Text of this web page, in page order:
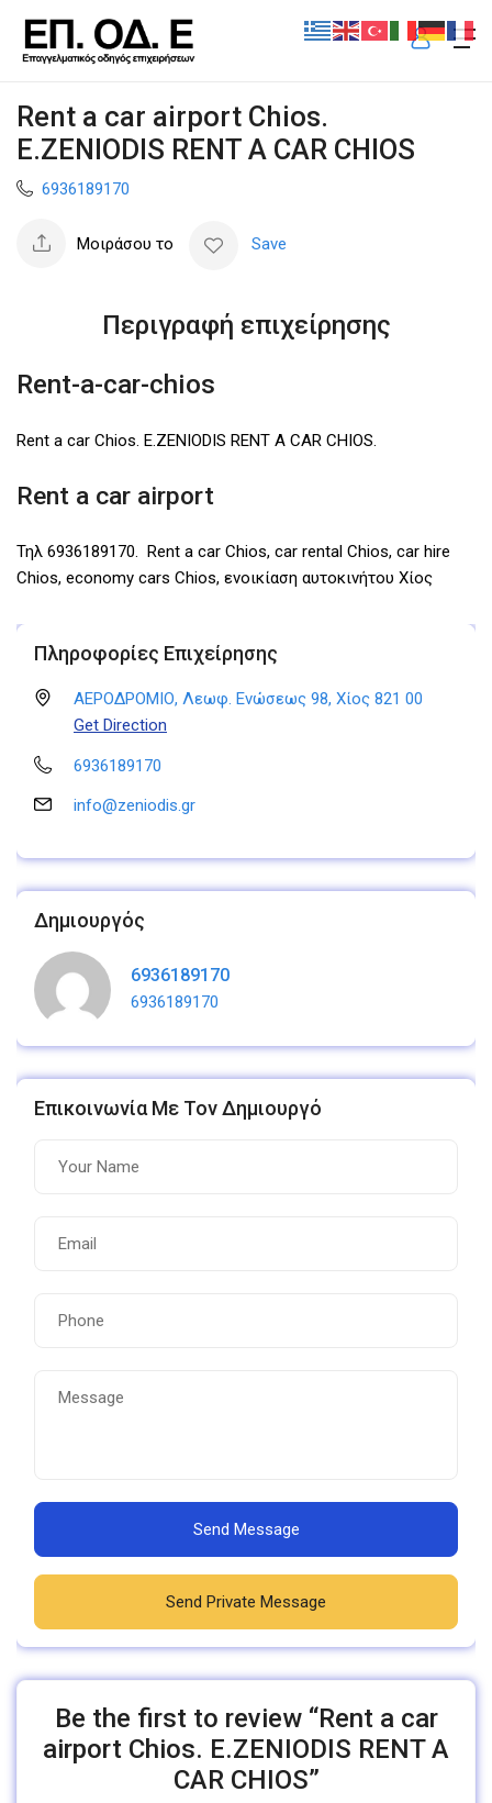
Rent a car airport Chios.
E.ZENIODIS RENT A CAR CHIOS
6936189170
Μοιράσου το Save
Περιγραφή επιχείρησης
Rent-a-car-chios
Rent a car Chios. E.ZENIODIS RENT A CAR CHIOS.
Rent a car airport
Τηλ 6936189170. Rent a car Chios, car rental Chios, car hire
Chios, economy cars Chios, ενοικίαση αυτοκινήτου Χίος
Πληροφορίες Επιχείρησης
ΑΕΡΟΔΡΟΜΙΟ, Λεωφ. Ενώσεως 98, Χίος 821 00
Get Direction
6936189170
info@zeniodis.gr
Δημιουργός
6936189170
6936189170
Επικοινωνία Με Τον Δημιουργό
Send Message
Send Private Message
Be the first to review “Rent a car
airport Chios. E.ZENIODIS RENT A
CAR CHIOS”